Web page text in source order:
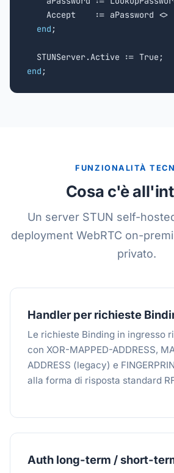
    Accept    := aPassword <>
end ;
end ;
FUNZIONALITÀ
Cosa c'è
Un server STUN self-
deployment WebRTC on-
privato.
Handler per richieste
Le richieste Binding in ingresso
con XOR-MAPPED-ADDRESS,
ADDRESS (legacy) e
alla forma di risposta standard
Auth long-term / short-